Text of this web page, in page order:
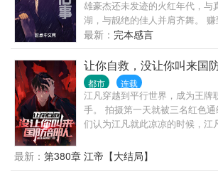
雄豪杰还未发迹的火红年代，与
湖，与靓绝的佳人并肩齐舞。
去！
最新： 完本感言
让你自救，没让你叫来国
都市 连载
江凡穿越到平行世界，成为王牌
手。 拍摄第一天就被三名红色
们认为江凡就此凉凉的时候，江
如果我被绑架，为了引起部队关
断，算不算紧急避险？ 网友:好
最新： 第380章 江帝【大结局】